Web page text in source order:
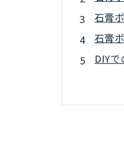
石膏
石膏
DIY